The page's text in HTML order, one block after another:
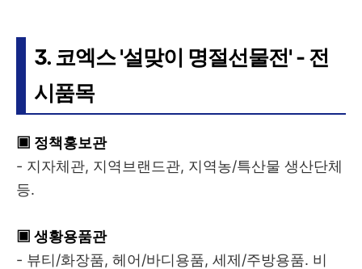
3. 코엑스 '설맞이 명절선물전' - 전
시품목
▣ 정책홍보관
- 지자체관, 지역브랜드관, 지역농/특산물 생산단체
등.
▣ 생황용품관
- 뷰티/화장품, 헤어/바디용품, 세제/주방용품. 비